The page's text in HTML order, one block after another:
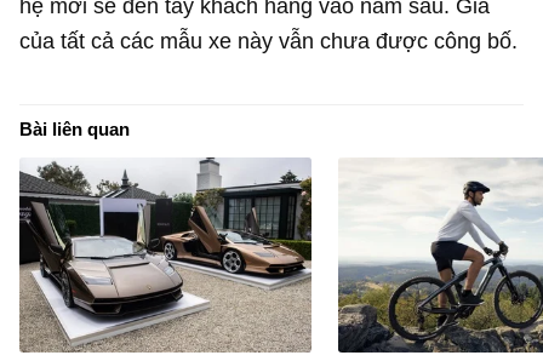
hệ mới sẽ đến tay khách hàng vào năm sau. Giá
của tất cả các mẫu xe này vẫn chưa được công bố.
Bài liên quan